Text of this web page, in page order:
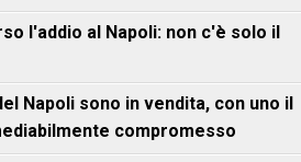
l'addio al Napoli: non c'è solo il
Napoli sono in vendita, con uno il
compromesso